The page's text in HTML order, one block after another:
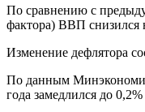
По сравнению с
фактора) ВВП снизился
Изменение дефлятора
По данным
года замедлился до 0,2%